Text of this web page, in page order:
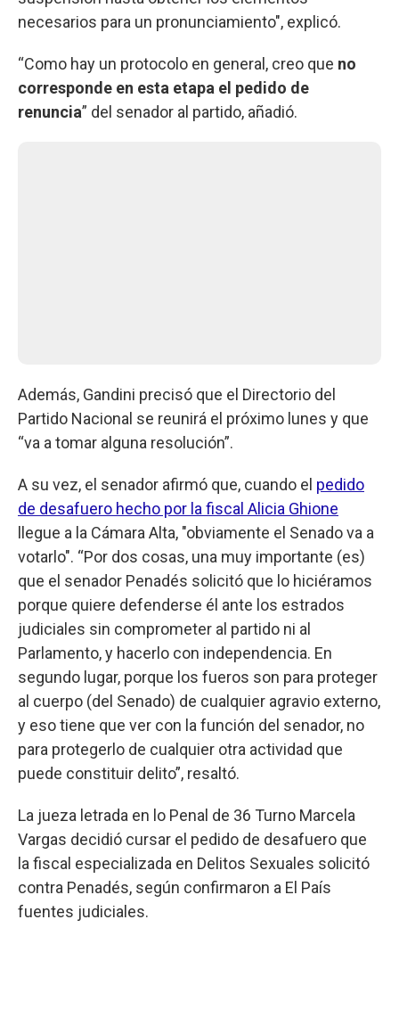
necesarios para un pronunciamiento", explicó.
“Como hay un protocolo en general, creo que no
corresponde en esta etapa el pedido de
renuncia” del senador al partido, añadió.
Además, Gandini precisó que el Directorio del
Partido Nacional se reunirá el próximo lunes y que
“va a tomar alguna resolución”.
A su vez, el senador afirmó que, cuando el pedido
de desafuero hecho por la fiscal Alicia Ghione
llegue a la Cámara Alta, "obviamente el Senado va a
votarlo". “Por dos cosas, una muy importante (es)
que el senador Penadés solicitó que lo hiciéramos
porque quiere defenderse él ante los estrados
judiciales sin comprometer al partido ni al
Parlamento, y hacerlo con independencia. En
segundo lugar, porque los fueros son para proteger
al cuerpo (del Senado) de cualquier agravio externo,
y eso tiene que ver con la función del senador, no
para protegerlo de cualquier otra actividad que
puede constituir delito”, resaltó.
La jueza letrada en lo Penal de 36 Turno Marcela
Vargas decidió cursar el pedido de desafuero que
la fiscal especializada en Delitos Sexuales solicitó
contra Penadés, según confirmaron a El País
fuentes judiciales.